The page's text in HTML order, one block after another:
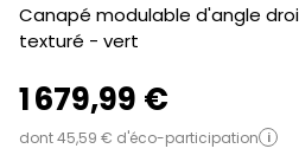
-
Canapé modulable d'angle
texturé - vert
1 679,99 €
dont 45,59 € d'éco-participation i